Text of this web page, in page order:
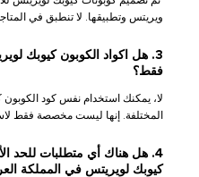
ويريتس وتطبيقها. لا تنطبق في
3. هل اكواد الكوبون كيوبك
فقط؟
لا، يمكنك استخدام نفس كود الكوبون
المختلفة. إنها ليست مخصصة فقط
4. هل هناك أي متطلبات للحد
كيوبك لويريتس في المملكة